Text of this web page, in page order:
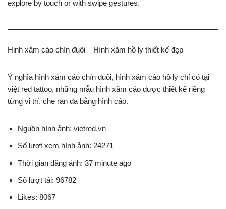
explore by touch or with swipe gestures.
Hinh xăm cáo chín đuôi – Hình xăm hồ ly thiết kế đẹp
Ý nghĩa hình xăm cáo chín đuôi, hình xăm cáo hồ ly chỉ có tại
việt red tattoo, những mẫu hình xăm cáo được thiết kế riêng
từng vị trí, che rạn da bằng hình cáo.
Nguồn hình ảnh: vietred.vn
Số lượt xem hình ảnh: 24271
Thời gian đăng ảnh: 37 minute ago
Số lượt tải: 96782
Likes: 8067